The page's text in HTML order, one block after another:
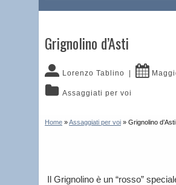
Grignolino d’Asti
Lorenzo Tablino
Assaggiati per voi
Home »Assaggiati per voi » Grignolino d’Asti
Il Grignolino è un “rosso”